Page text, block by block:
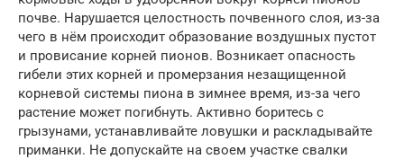
почве. Нарушается целостность почвенного слоя, из-за
чего в нём происходит образование воздушных пустот
и провисание корней пионов. Возникает опасность
гибели этих корней и промерзания незащищенной
корневой системы пиона в зимнее время, из-за чего
растение может погибнуть. Активно боритесь с
грызунами, устанавливайте ловушки и раскладывайте
приманки. Не допускайте на своем участке свалки